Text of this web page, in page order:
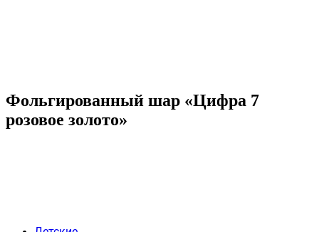
Фольгированный шар «Цифра 7
розовое золото»